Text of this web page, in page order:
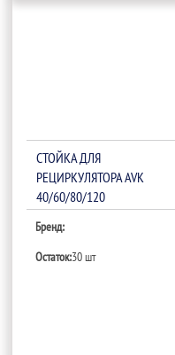
СТОЙКА ДЛЯ
РЕЦИРКУЛЯТОРА AVK
40/60/80/120
Бренд:
Остаток:30 шт